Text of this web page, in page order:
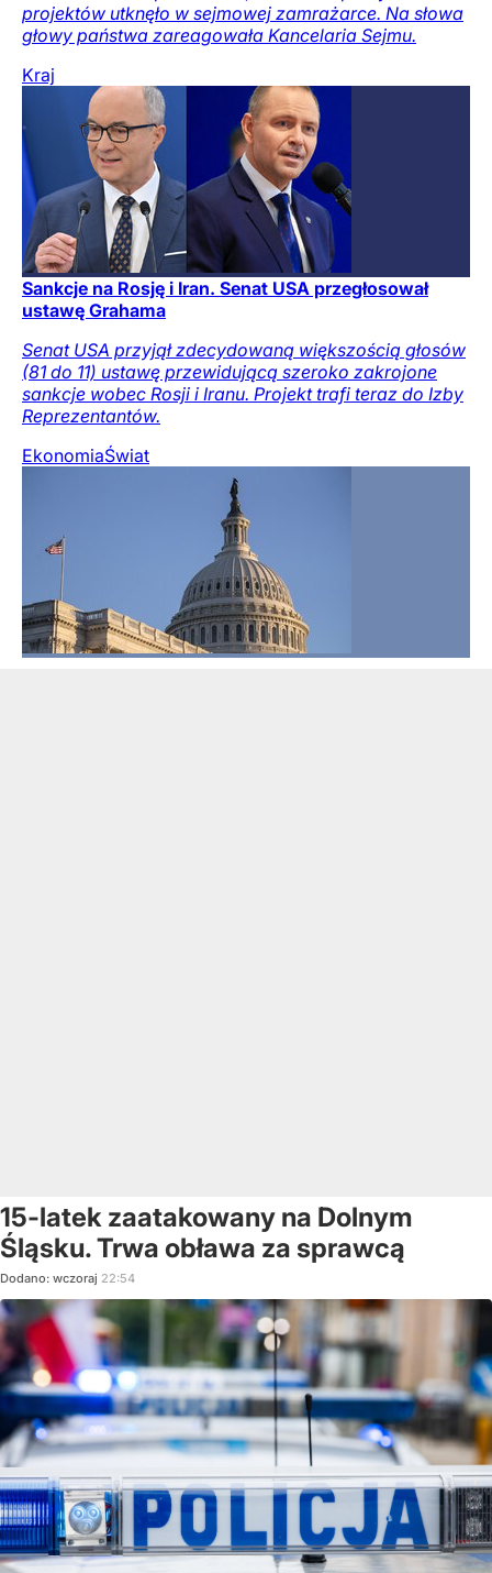
projektów utknęło w sejmowej zamrażarce. Na słowa
głowy państwa zareagowała Kancelaria Sejmu.
Kraj
Sankcje na Rosję i Iran. Senat USA przegłosował
ustawę Grahama
Senat USA przyjął zdecydowaną większością głosów
(81 do 11) ustawę przewidującą szeroko zakrojone
sankcje wobec Rosji i Iranu. Projekt trafi teraz do Izby
Reprezentantów.
EkonomiaŚwiat
15-latek zaatakowany na Dolnym
Śląsku. Trwa obława za sprawcą
Dodano: wczoraj 22:54